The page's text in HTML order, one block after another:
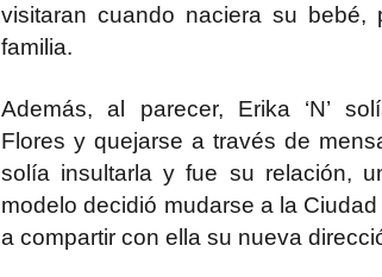
visitaran cuando naciera su
familia.
Además, al parecer, Erika ‘N’
Flores y quejarse a través de
solía insultarla y fue su relación,
modelo decidió mudarse a la
a compartir con ella su nueva